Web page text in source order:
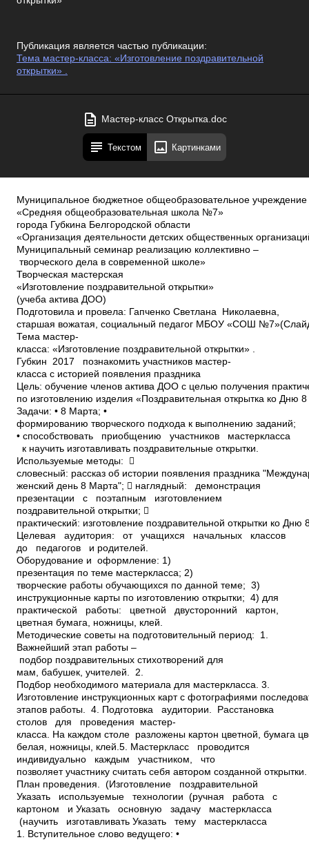
Публикация является частью публикации:
Тема мастер-класса: «Изготовление поздравительной
открытки» .
Мастер-класс Открытка.doc
Текстом Картинками
Муниципальное бюджетное общеобразовательное учреждение
«Средняя общеобразовательная школа №7»
города Губкина Белгородской области
«Организация деятельности детских общественных
Муниципальный семинар реализацию коллективно –
творческого дела в современной школе»
Творческая мастерская
«Изготовление поздравительной открытки»
(учеба актива ДОО)
Подготовила и провела: Гапченко Светлана Николаевна,
старшая вожатая, социальный педагог МБОУ «СОШ
Тема мастер­
класса: «Изготовление поздравительной открытки» .
Губкин ­ 2017 познакомить участников мастер­
класса с историей появления праздника
Цель: обучение членов актива ДОО с целью получения
по изготовлению изделия «Поздравительная открытка ко Дню
Задачи: • 8 Марта; •
формированию творческого подхода к выполнению заданий;
• способствовать приобщению участников мастер­класса
к научить изготавливать поздравительные открытки.
Используемые методы: 
словесный: рассказ об истории появления праздника
женский день 8 Марта";  наглядный: демонстрация
презентации с поэтапным изготовлением
поздравительной открытки; 
практический: изготовление поздравительной открытки ко Дню
Целевая аудитория: от учащихся начальных классов
до педагогов и родителей.
Оборудование и оформление: 1)
презентация по теме мастер­класса; 2)
творческие работы обучающихся по данной теме; 3)
инструкционные карты по изготовлению открытки; 4) для
практической работы: цветной двусторонний картон,
цветная бумага, ножницы, клей.
Методические советы на подготовительный период: 1.
Важнейший этап работы –
подбор поздравительных стихотворений для
мам, бабушек, учителей. 2.
Подбор необходимого материала для мастер­класса. 3.
Изготовление инструкционных карт с фотографиями
этапов работы. 4. Подготовка аудитории. Расстановка
столов для проведения мастер­
класса. На каждом столе разложены картон цветной, бумага
белая, ножницы, клей.5. Мастер­класс проводится
индивидуально каждым участником, что
позволяет участнику считать себя автором созданной открытки.
План проведения. (Изготовление поздравительной
Указать используемые технологии (ручная работа с
картоном и Указать основную задачу мастер­класса
(научить изготавливать Указать тему мастер­класса
1. Вступительное слово ведущего: •